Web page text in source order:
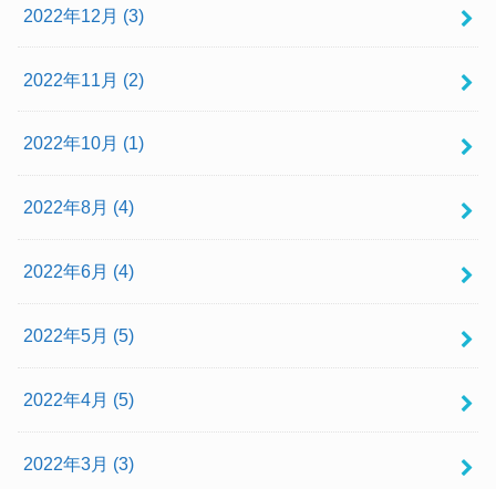
2022年12月 (3)
2022年11月 (2)
2022年10月 (1)
2022年8月 (4)
2022年6月 (4)
2022年5月 (5)
2022年4月 (5)
2022年3月 (3)